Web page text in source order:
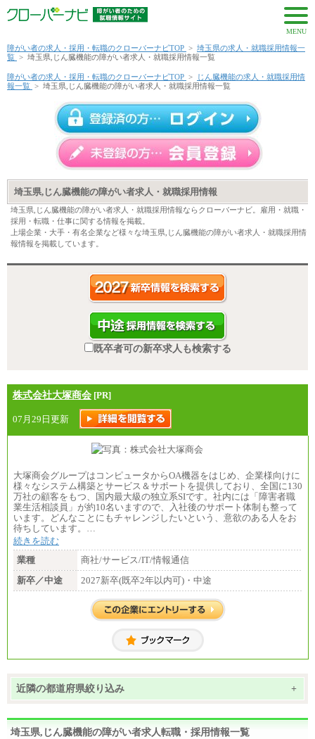
MENU
障がい者の求人・採用・転職のクローバーナビTOP > 埼玉県の求人・就職採用情報一
覧 > 埼玉県,じん臓機能の障がい者求人・就職採用情報一覧
障がい者の求人・採用・転職のクローバーナビTOP >
じん臓機能の求人・就職採用情
報一覧 > 埼玉県,じん臓機能の障がい者求人・就職採用情報一覧
埼玉県,じん臓機能の障がい者求人・就職採用情報
埼玉県,じん臓機能の障がい者求人・就職採用情報ならクローバーナビ。雇用・就職・
採用・転職・仕事に関する情報を掲載。
上場企業・大手・有名企業など様々な埼玉県,じん臓機能の障がい者求人・就職採用情
報情報を掲載しています。
既卒者可の新卒求人も検索する
株式会社大塚商会 [PR]
07月29日更新
大塚商会グループはコンピュータからOA機器をはじめ、企業様向けに
様々なシステム構築とサービス＆サポートを提供しており、全国に130
万社の顧客をもつ、国内最大級の独立系SIです。社内には「障害者職
業生活相談員」が約10名いますので、入社後のサポート体制も整って
います。どんなことにもチャレンジしたいという、意欲のある人をお
待ちしています。…
続きを読む
業種
商社/サービス/IT/情報通信
新卒／中途
2027新卒(既卒2年以内可)・中途
近隣の都道府県絞り込み +
埼玉県,じん臓機能の障がい者求人転職・採用情報一覧